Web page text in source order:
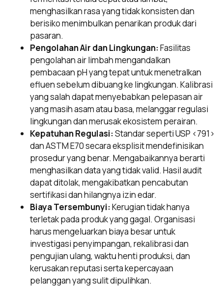
menghasilkan rasa yang tidak konsisten dan
berisiko menimbulkan penarikan produk dari
pasaran.
Pengolahan Air dan Lingkungan:Fasilitas
pengolahan air limbah mengandalkan
pembacaan pH yang tepat untuk menetralkan
efluen sebelum dibuang ke lingkungan. Kalibrasi
yang salah dapat menyebabkan pelepasan air
yang masih asam atau basa, melanggar regulasi
lingkungan dan merusak ekosistem perairan.
Kepatuhan Regulasi:Standar seperti USP <791>
dan ASTM E70 secara eksplisit mendefinisikan
prosedur yang benar. Mengabaikannya berarti
menghasilkan data yang tidak valid. Hasil audit
dapat ditolak, mengakibatkan pencabutan
sertifikasi dan hilangnya izin edar.
Biaya Tersembunyi:Kerugian tidak hanya
terletak pada produk yang gagal. Organisasi
harus mengeluarkan biaya besar untuk
investigasi penyimpangan, rekalibrasi dan
pengujian ulang, waktu henti produksi, dan
kerusakan reputasi serta kepercayaan
pelanggan yang sulit dipulihkan.